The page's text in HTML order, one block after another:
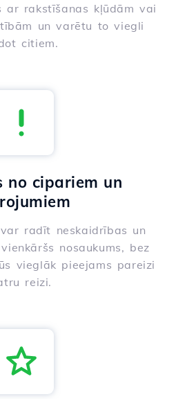
ar rakstīšanas kļūdām vai
un varētu to viegli
citiem.
no cipariem un
radīt neskaidrības un
nosaukums, bez
vieglāk pieejams pareizi
reizi.